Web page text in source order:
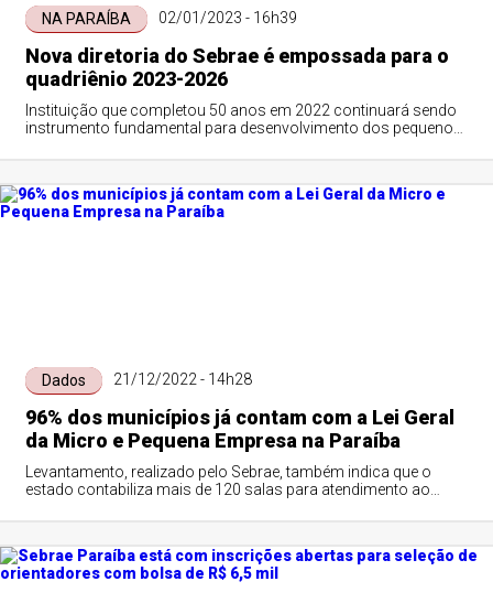
NA PARAÍBA 02/01/2023 - 16h39
Nova diretoria do Sebrae é empossada para o
quadriênio 2023-2026
Instituição que completou 50 anos em 2022 continuará sendo
instrumento fundamental para desenvolvimento dos pequenos
Dados 21/12/2022 - 14h28
96% dos municípios já contam com a Lei Geral
da Micro e Pequena Empresa na Paraíba
Levantamento, realizado pelo Sebrae, também indica que o
estado contabiliza mais de 120 salas para atendimento ao